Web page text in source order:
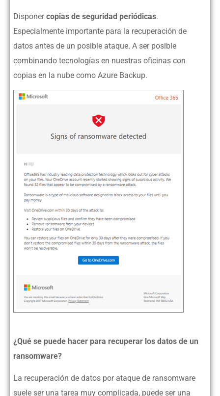
Disponercopias de seguridad periódicas.
Especialmente importante para la recuperación de
datos antes de un posible ataque. A ser posible
combinando tecnologías en nuestras oficinas con
copias en la nube como Azure Backup.
¿Qué se puede hacer para recuperar los datos de un
ransomware?
La recuperación de datos por ataque de ransomware
suele ser una tarea muy complicada, puede ser una